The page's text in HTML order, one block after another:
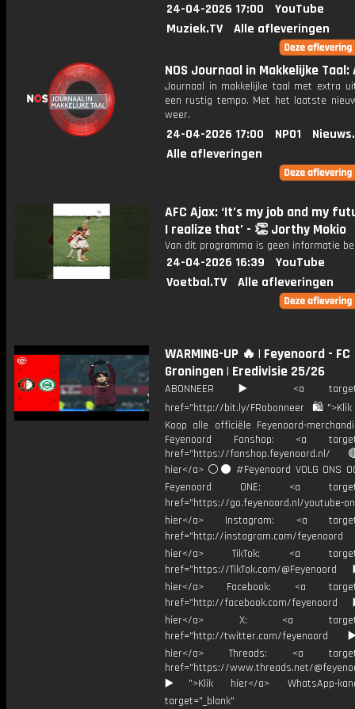
24-04-2026 17:00
YouTube
Muziek.TV
Alle afleveringen
NOS Journaal in Makkelijke
Journaal in makkelijke taal met extra
een rustig tempo. Met het laatste
weer.
24-04-2026 17:00 NPO1
Alle afleveringen
AFC Ajax: ‘It’s my job and my
I realize that’ - 👏 Jorthy Mokio
Van dit programma is geen informatie
24-04-2026 16:39
YouTube
Voetbal.TV
Alle afleveringen
WARMING-UP 🔥 | Feyenoord - FC
Groningen | Eredivisie 25/26
ABONNEER ▶️ <a
href="http://bit.ly/FRabonneer
Koop alle officiële Feyenoord-
Feyenoord Fanshop: <a
href="https://
hier</a> ⚪️⚫ #Feyenoord VOLG ONS
Feyenoord ONE: <a
href="https://go.feyenoord.nl/youtube-
hier</a> Instagram: <a
href="http://instagram.com/
hier</a> TikTok: <a
href="https://TikTok.com/
hier</a> Facebook: <a
href="http://facebook.com/
hier</a> X: <a
href="http://twitter.com/
hier</a> Threads: <a
href="https://www.threads.net/
▶️">Klik hier</a> WhatsApp-
target="_blank"